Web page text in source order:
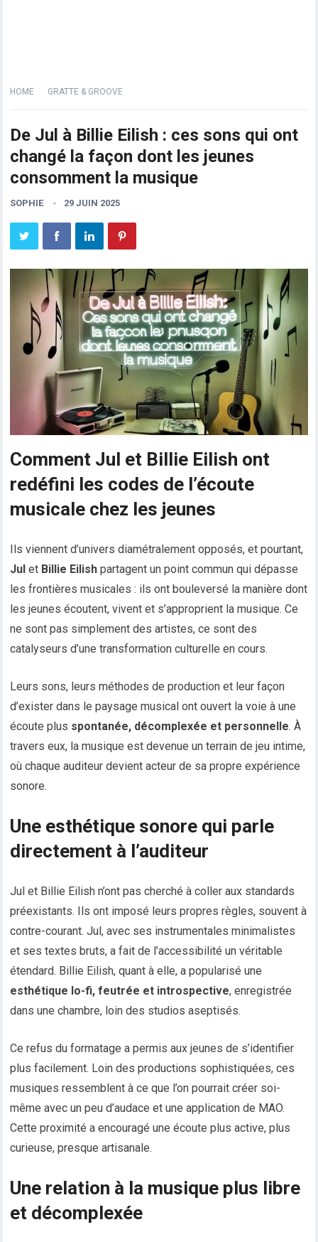
HOME GRATTE & GROOVE
De Jul à Billie Eilish : ces sons qui ont
changé la façon dont les jeunes
consomment la musique
SOPHIE 29 JUIN 2025
Comment Jul et Billie Eilish ont
redéfini les codes de l’écoute
musicale chez les jeunes
Ils viennent d’univers diamétralement opposés, et pourtant,
Jul et Billie Eilish partagent un point commun qui dépasse
les frontières musicales : ils ont bouleversé la manière dont
les jeunes écoutent, vivent et s’approprient la musique. Ce
ne sont pas simplement des artistes, ce sont des
catalyseurs d’une transformation culturelle en cours.
Leurs sons, leurs méthodes de production et leur façon
d’exister dans le paysage musical ont ouvert la voie à une
écoute plus spontanée, décomplexée et personnelle. À
travers eux, la musique est devenue un terrain de jeu intime,
où chaque auditeur devient acteur de sa propre expérience
sonore.
Une esthétique sonore qui parle
directement à l’auditeur
Jul et Billie Eilish n’ont pas cherché à coller aux standards
préexistants. Ils ont imposé leurs propres règles, souvent à
contre-courant. Jul, avec ses instrumentales minimalistes
et ses textes bruts, a fait de l’accessibilité un véritable
étendard. Billie Eilish, quant à elle, a popularisé une
esthétique lo-fi, feutrée et introspective, enregistrée
dans une chambre, loin des studios aseptisés.
Ce refus du formatage a permis aux jeunes de s’identifier
plus facilement. Loin des productions sophistiquées, ces
musiques ressemblent à ce que l’on pourrait créer soi-
même avec un peu d’audace et une application de MAO.
Cette proximité a encouragé une écoute plus active, plus
curieuse, presque artisanale.
Une relation à la musique plus libre
et décomplexée